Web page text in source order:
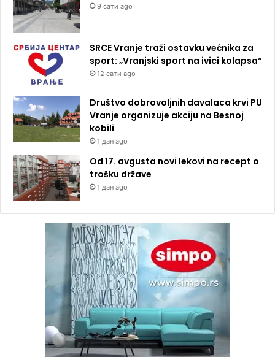
9 сати ago
SRCE Vranje traži ostavku većnika za
sport: „Vranjski sport na ivici kolapsa“
12 сати ago
Društvo dobrovoljnih davalaca krvi PU
Vranje organizuje akciju na Besnoj
kobili
1 дан ago
Od 17. avgusta novi lekovi na recept o
trošku države
1 дан ago